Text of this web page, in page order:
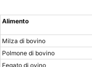
Alimento
Milza di bovino
Polmone di bovino
Fegato di ovino